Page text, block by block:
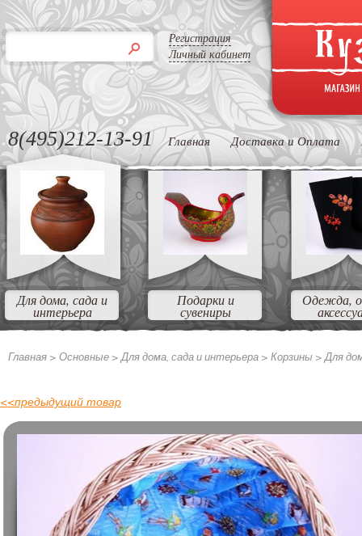
Регистрация
Личный кабинет
8(495)212-13-91 Главная Доставка и Оплата
Для дома, сада и
интерьера
Подарки и
сувениры
Одежда,
Главная > Основные >Для дома, сада и интерьера > Корзины >Для
<<предыдущий товар